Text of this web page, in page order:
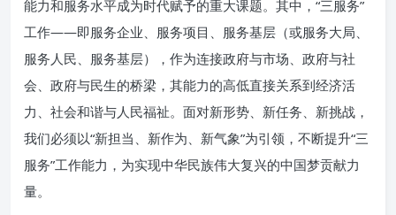
能力和服务水平成为时代赋予的重大课题。其中，“三服务”
工作——即服务企业、服务项目、服务基层（或服务大局、
服务人民、服务基层），作为连接政府与市场、政府与社
会、政府与民生的桥梁，其能力的高低直接关系到经济活
力、社会和谐与人民福祉。面对新形势、新任务、新挑战，
我们必须以“新担当、新作为、新气象”为引领，不断提升“三
服务”工作能力，为实现中华民族伟大复兴的中国梦贡献力
量。